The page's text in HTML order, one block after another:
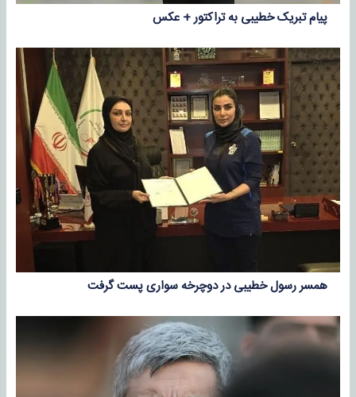
پیام تبریک خطیبی به تراکتور + عکس
همسر رسول خطیبی در دوچرخه‌ سواری پست گرفت